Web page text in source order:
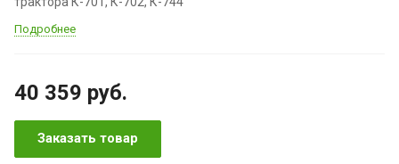
Подробнее
40 359 руб.
Заказать товар